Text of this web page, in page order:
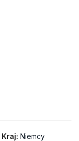
Kraj: Niemcy